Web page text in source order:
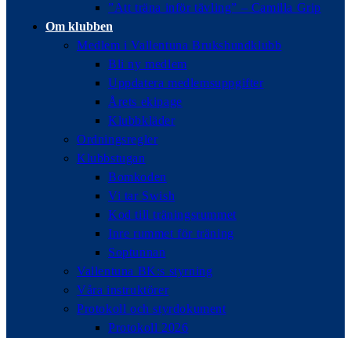
”Att träna inför tävling” – Camilla Grip
Om klubben
Medlem i Vallentuna Brukshundklubb
Bli ny medlem
Uppdatera medlemsuppgifter
Årets ekipage
Klubbkläder
Ordningsregler
Klubbstugan
Bomkoden
Vi tar Swish
Kod till träningsrummet
Inre rummet för träning
Soptunnan
Vallentuna BK:s styrning
Våra instruktörer
Protokoll och styrdokument
Protokoll 2026